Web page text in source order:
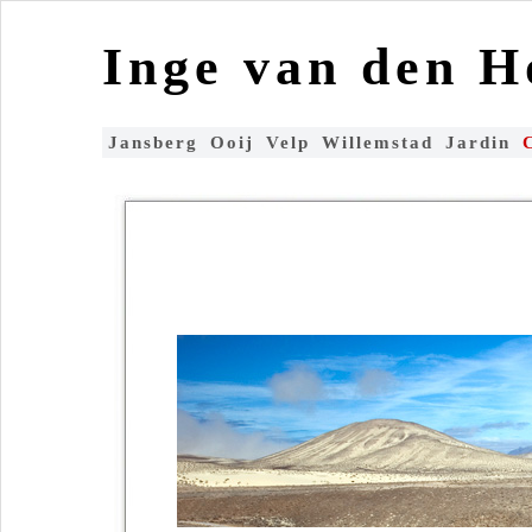
Inge van den
Jansberg Ooij Velp Willemstad Jardin